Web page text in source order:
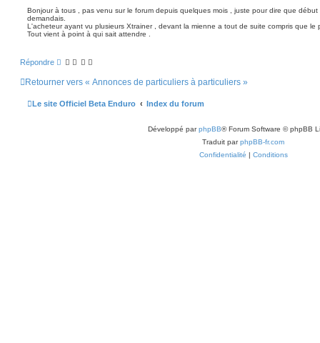
rs
s
a
g
Bonjour à tous , pas venu sur le forum depuis quelques mois , juste pour dire que
demandais.
L'acheteur ayant vu plusieurs Xtrainer , devant la mienne a tout de suite compris que le
Tout vient à point à qui sait attendre .
Répondre
Retourner vers « Annonces de particuliers à particuliers »
Le site Officiel Beta Enduro Index du forum
Développé parphpBB® Forum Software © phpBB
Traduit parphpBB-fr.com
Confidentialité | Conditions